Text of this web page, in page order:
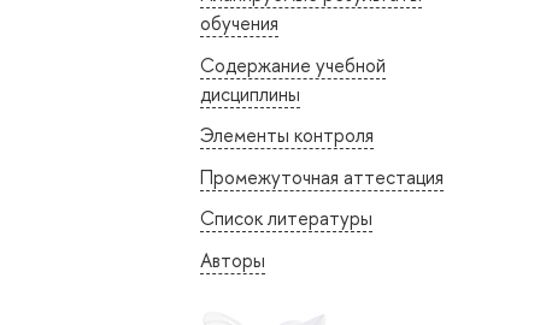
обучения
Содержание учебной
дисциплины
Элементы контроля
Промежуточная аттестация
Список литературы
Авторы